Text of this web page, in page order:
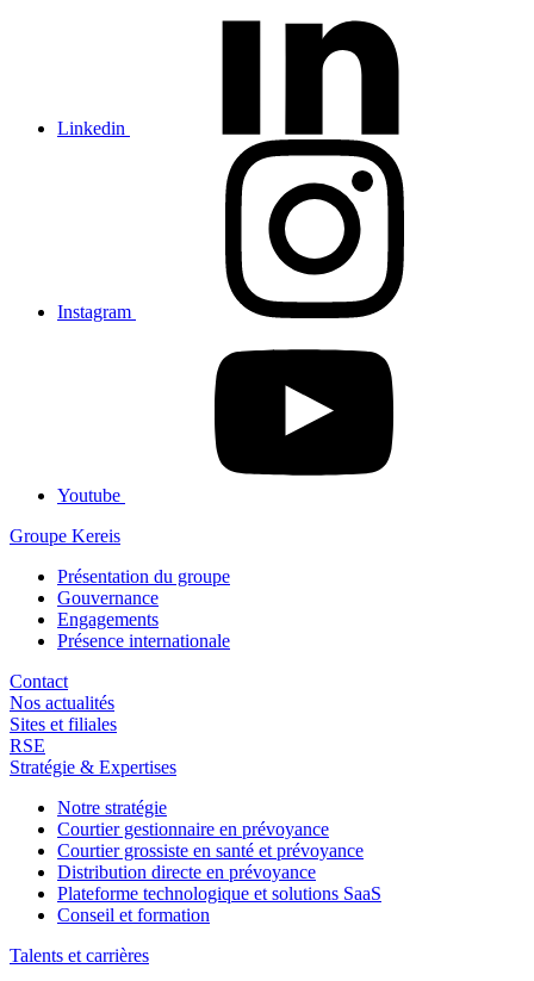
Linkedin
Instagram
Youtube
Groupe Kereis
Présentation du groupe
Gouvernance
Engagements
Présence internationale
Contact
Nos actualités
Sites et filiales
RSE
Stratégie & Expertises
Notre stratégie
Courtier gestionnaire en prévoyance
Courtier grossiste en santé et prévoyance
Distribution directe en prévoyance
Plateforme technologique et solutions SaaS
Conseil et formation
Talents et carrières